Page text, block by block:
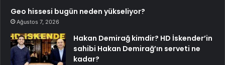
Geo hissesi bugün neden yükseliyor?
Ağustos 7, 2026
Hakan Demirağ kimdir? HD İskender’in
sahibi Hakan Demirağ’ın serveti ne
kadar?